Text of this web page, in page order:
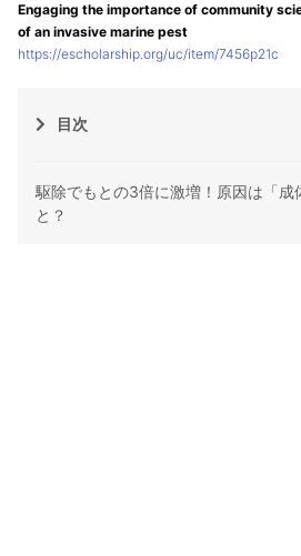
Engaging the importance of community
of an invasive marine pest
https://escholarship.org/uc/item/7456p21c
目次
駆除でもとの3倍に激増！原因は「成
と？